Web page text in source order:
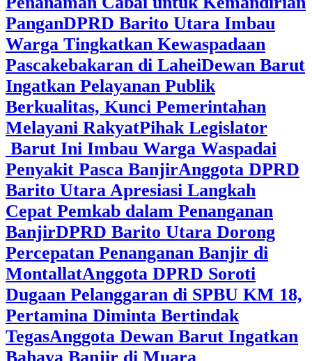
PanganDPRD Barito Utara Imbau
Warga Tingkatkan Kewaspadaan
Pascakebakaran di LaheiDewan Barut
Ingatkan Pelayanan Publik
Berkualitas, Kunci Pemerintahan
Melayani RakyatPihak Legislator
Barut Ini Imbau Warga Waspadai
Penyakit Pasca BanjirAnggota DPRD
Barito Utara Apresiasi Langkah
Cepat Pemkab dalam Penanganan
BanjirDPRD Barito Utara Dorong
Percepatan Penanganan Banjir di
MontallatAnggota DPRD Soroti
Dugaan Pelanggaran di SPBU KM 18,
Pertamina Diminta Bertindak
TegasAnggota Dewan Barut Ingatkan